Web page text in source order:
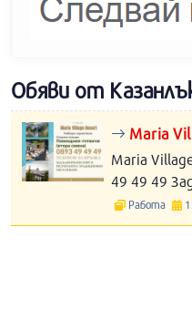
Обяви от
Maria
Maria
49 49 49
Работа